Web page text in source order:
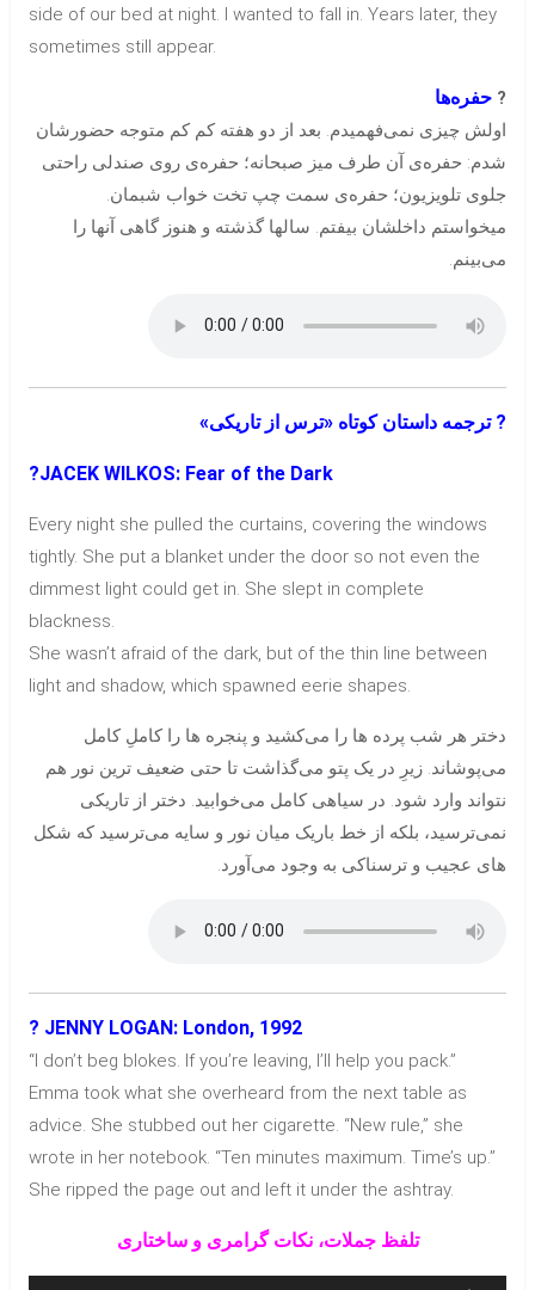
side of our bed at night. I wanted to fall in. Years later, they
sometimes still appear.
? حفره‌ها
اولش چیزی نمی‌فهمیدم. بعد از دو هفته کم کم متوجه حضورشان
شدم: حفره‌ی آن طرف میز صبحانه؛ حفره‌ی روی صندلی راحتی
جلوی تلویزیون؛ حفره‌ی سمت چپ تخت خواب شبمان.
میخواستم داخلشان بیفتم. سالها گذشته و هنوز گاهی آنها را
می‌بینم.
? ترجمه داستان کوتاه «ترس از تاریکی»
JACEK WILKOS: Fear of the Dark
?
Every night she pulled the curtains, covering the windows
tightly. She put a blanket under the door so not even the
dimmest light could get in. She slept in complete
blackness.
She wasn’t afraid of the dark, but of the thin line between
light and shadow, which spawned eerie shapes.
دختر هر شب پرده ها را می‌کشید و پنجره ها را کاملِ کامل
می‌پوشاند. زیرِ در یک پتو می‌گذاشت تا حتی ضعیف ترین نور هم
نتواند وارد شود. در سیاهی کامل می‌خوابید. دختر از تاریکی
نمی‌ترسید، بلکه از خط باریک میان نور و سایه می‌ترسید که شکل
های عجیب و ترسناکی به وجود می‌آورد.
? JENNY LOGAN: London, 1992
“I don’t beg blokes. If you’re leaving, I’ll help you pack.”
Emma took what she overheard from the next table as
advice. She stubbed out her cigarette. “New rule,” she
wrote in her notebook. “Ten minutes maximum. Time’s up.”
She ripped the page out and left it under the ashtray.
تلفظ جملات، نکات گرامری و ساختاری